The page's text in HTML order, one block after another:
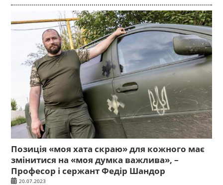
Позиція «моя хата скраю» для кожного має
змінитися на «моя думка важлива», –
Професор і сержант Федір Шандор
20.07.2023